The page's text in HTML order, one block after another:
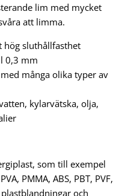
lim med mycket
att limma.
hög sluthållfasthet
0,3 mm
många olika typer av
kylarvätska, olja,
som till exempel
PMMA, ABS, PBT, PVF,
plastblandningar och